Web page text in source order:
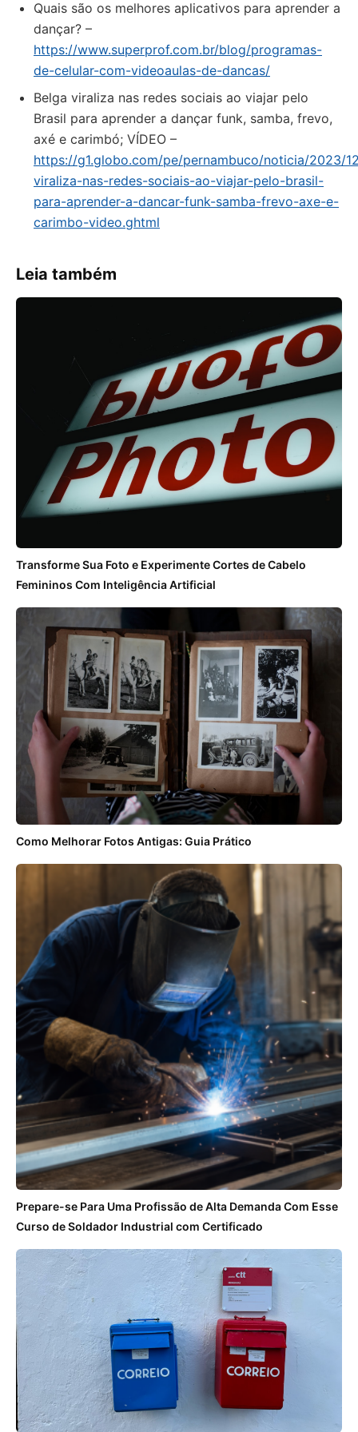
Quais são os melhores aplicativos para aprender a
dançar? –
https://www.superprof.com.br/blog/programas-
de-celular-com-videoaulas-de-dancas/
Belga viraliza nas redes sociais ao viajar pelo
Brasil para aprender a dançar funk, samba, frevo,
axé e carimbó; VÍDEO –
https://g1.globo.com/pe/pernambuco/noticia/2023/
viraliza-nas-redes-sociais-ao-viajar-pelo-brasil-
para-aprender-a-dancar-funk-samba-frevo-axe-e-
carimbo-video.ghtml
Leia também
Transforme Sua Foto e Experimente Cortes de Cabelo
Femininos Com Inteligência Artificial
Como Melhorar Fotos Antigas: Guia Prático
Prepare-se Para Uma Profissão de Alta Demanda Com Esse
Curso de Soldador Industrial com Certificado